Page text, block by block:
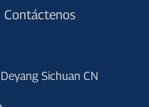
Contáctenos
Sichuan CN